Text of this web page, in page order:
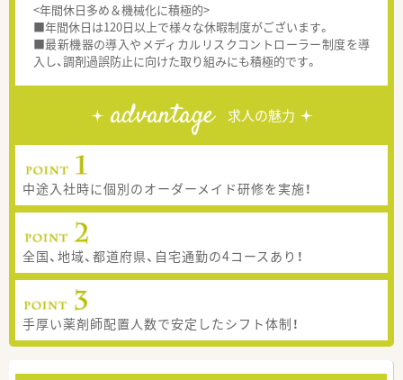
<年間休日多め＆機械化に積極的>
■年間休日は120日以上で様々な休暇制度がございます。
■最新機器の導入やメディカルリスクコントローラー制度を導
入し、調剤過誤防止に向けた取り組みにも積極的です。
advantage 求人の魅力
中途入社時に個別のオーダーメイド研修を実施！
全国、地域、都道府県、自宅通勤の4コースあり！
手厚い薬剤師配置人数で安定したシフト体制！